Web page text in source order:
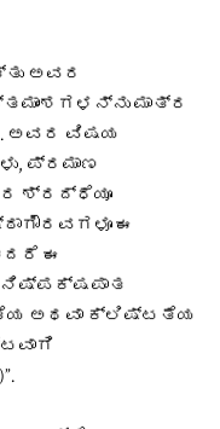
ಅವರ
ಮಾತ್ರ
ಅವರ ವಿಷಯ
ಪ್ರಮಾಣ
ಶ್ರದ್ಧೆಯೂ
ಈ
ಈ
ನಿಷ್ಪಕ್ಷಪಾತ
ಅಥವಾ ಕ್ಲಿಷ್ಟತೆಯ